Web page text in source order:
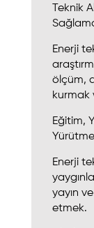
Teknik
Enerji
ölçüm,
kurmak
Eğitim,
Enerji
yayın
etmek.